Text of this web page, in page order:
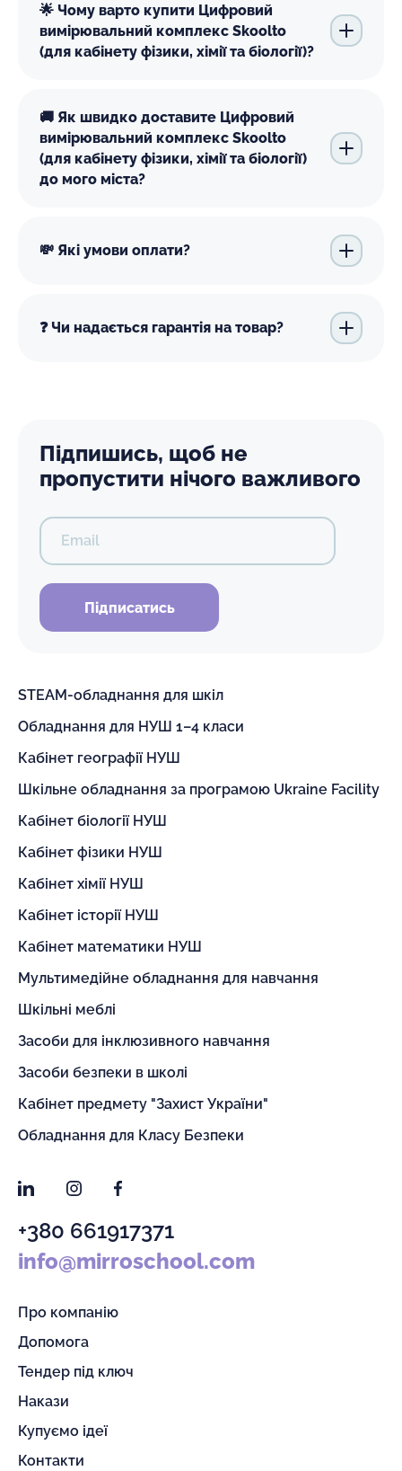
🌟 Чому варто купити Цифровий
вимірювальний комплекс Skoolto
(для кабінету фізики, хімії та біології)?
🚚 Як швидко доставите Цифровий
вимірювальний комплекс Skoolto
(для кабінету фізики, хімії та біології)
до мого міста?
💸 Які умови оплати?
❓ Чи надається гарантія на товар?
Підпишись, щоб не
пропустити нічого важливого
Email
Підписатись
STEAM-обладнання для шкіл
Обладнання для НУШ 1–4 класи
Кабінет географії НУШ
Шкільне обладнання за програмою Ukraine Facility
Кабінет біології НУШ
Кабінет фізики НУШ
Кабінет хімії НУШ
Кабінет історії НУШ
Кабінет математики НУШ
Мультимедійне обладнання для навчання
Шкільні меблі
Засоби для інклюзивного навчання
Засоби безпеки в школі
Кабінет предмету "Захист України"
Обладнання для Класу Безпеки
LinkedInInstagramFacebook
+380 661917371
info@mirroschool.com
Про компанію
Допомога
Тендер під ключ
Накази
Купуємо ідеї
Контакти